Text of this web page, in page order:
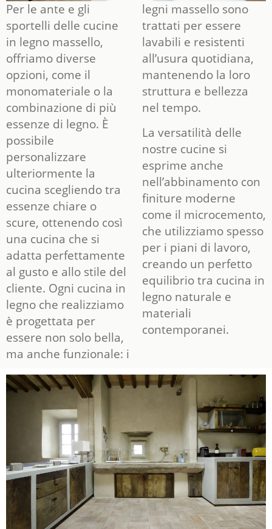
Per le ante e gli
sportelli delle cucine
in legno massello,
offriamo diverse
opzioni, come il
monomateriale o la
combinazione di più
essenze di legno. È
possibile
personalizzare
ulteriormente la
cucina scegliendo tra
essenze chiare o
scure, ottenendo così
una cucina che si
adatta perfettamente
al gusto e allo stile del
cliente. Ogni cucina in
legno che realizziamo
è progettata per
essere non solo bella,
ma anche funzionale: i
legni massello sono
trattati per essere
lavabili e resistenti
all’usura quotidiana,
mantenendo la loro
struttura e bellezza
nel tempo.
La versatilità delle
nostre cucine si
esprime anche
nell’abbinamento con
finiture moderne
come il microcemento,
che utilizziamo spesso
per i piani di lavoro,
creando un perfetto
equilibrio tra cucina in
legno naturale e
materiali
contemporanei.